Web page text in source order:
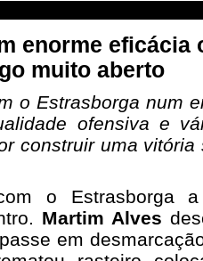
enorme eficácia
muito aberto
o Estrasborga num
ofensiva e
construir uma
o Estrasborga
Martim Alves
em